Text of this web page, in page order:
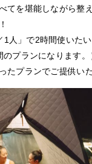
てを堪能しながら整
1人」で2時間使いた
プランになります
たプランでご提供いた